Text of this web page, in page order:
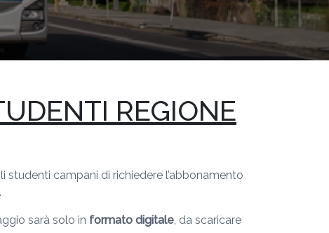
REGIONE
studenti campani di richiedere l’abbonamento
sarà solo in formato digitale, da scaricare